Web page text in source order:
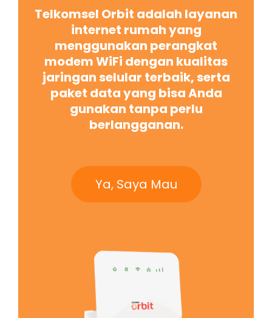
Telkomsel Orbit adalah layanan
internet rumah yang
menggunakan perangkat
modem WiFi dengan kualitas
jaringan selular terbaik, serta
paket data yang bisa Anda
gunakan tanpa perlu
berlangganan.
Ya, Saya Mau